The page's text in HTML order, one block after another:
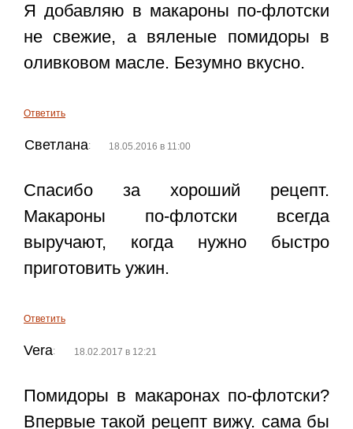
Я добавляю в макароны по-флотски
не свежие, а вяленые помидоры в
оливковом масле. Безумно вкусно.
Ответить
Светлана: 18.05.2016 в 11:00
Спасибо за хороший рецепт.
Макароны по-флотски всегда
выручают, когда нужно быстро
приготовить ужин.
Ответить
Vera: 18.02.2017 в 12:21
Помидоры в макаронах по-флотски?
Впервые такой рецепт вижу. сама бы